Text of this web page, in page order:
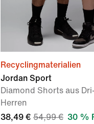
Recyclingmaterialien
Jordan Sport
Diamond Shorts aus
Herren
38,49 € 54,99 € 30 %